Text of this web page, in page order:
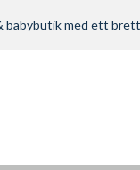
babybutik med ett